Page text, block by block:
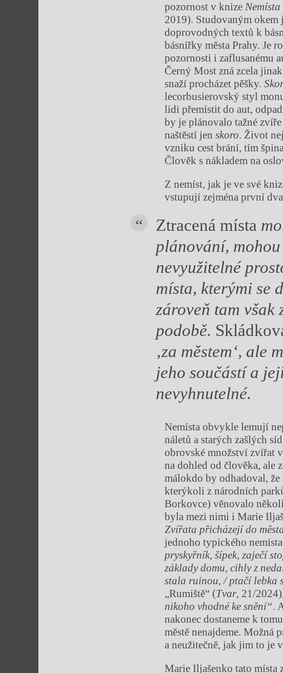
pozornost v knizeNemísta
2019). Studovaným okem
doprovodných textů k
básnířky města Prahy. Je
pozornosti i zaflusanému
Černý Most zná zcela
snaží procházet pěšky.
lecorbusierovský styl
lidi přemístit do aut,
by je plánovalo tažné
naštěstí jen skoro. Život
vzniku cest brání, tím
Člověk s nákladem na
Z nemíst, jak je ve své
vstupují zejména první
Ztracená místa
plánování,
nevyužitelné
místa, kterými se
zároveň tam však
podobě.
‚za městem‘, ale
jeho součástí a
nevyhnutelné.
Nemísta obvykle lemují
náletů a starých zašlých
obrovské množství zvířat
na dohled od člověka, ale
málokdo by odhadoval,
kterýkoli z národních
Borkovce) věnovalo
byla mezi nimi i Marie
Zvířata přicházejí do
jednoho typického
pryskyřník, šípek, zaječí
základy domu, cihly z
stala ruinou, / ptačí lebka
„Rumiště“ (Tvar, 21/
nikoho vhodné ke snění“.
nakonec dostaneme k
městě nenajdeme. Možná
a neužitečně, jak jim to je
Marie Iljašenko tato místa